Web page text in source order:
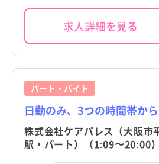
求人詳細を見る
パート・バイト
日勤のみ、3つの時間帯か
株式会社ケアパレス（大阪市
駅・パート）（1:09〜20:00）